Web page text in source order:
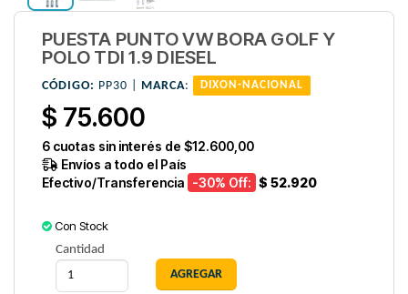
PUESTA PUNTO VW BORA GOLF Y
POLO TDI 1.9 DIESEL
CÓDIGO: PP30 | MARCA: DIXON-NACIONAL
$ 75.600
6 cuotas sin interés de $12.600,00
Envíos a todo el País
Efectivo/Transferencia -30% Off: $ 52.920
Con Stock
Cantidad